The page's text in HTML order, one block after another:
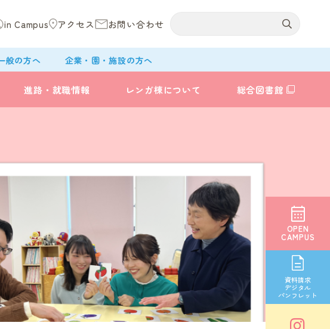
in Campus アクセス お問い合わせ
進路・就職情報 レンガ棟について 総合図書館
般の方へ 企業・園・施設の方へ
OPEN
CAMPUS
資料請求
デジタル
パンフレット